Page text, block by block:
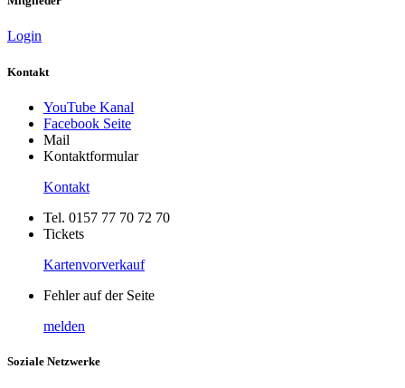
Login
Kontakt
YouTube Kanal
Facebook Seite
Mail
Kontaktformular
Kontakt
Tel. 0157 77 70 72 70
Tickets
Kartenvorverkauf
Fehler auf der Seite
melden
Soziale Netzwerke